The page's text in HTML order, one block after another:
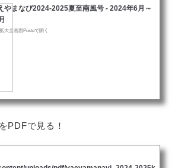
やまなび2024-2025夏至南風号 - 2024年6月～
大全画面Posteで開く
をPDFで見る！